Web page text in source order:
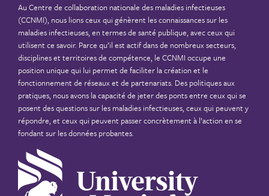
Au Centre de collaboration nationale des maladies infectieuses
(CCNMI), nous lions ceux qui génèrent les connaissances sur les
maladies infectieuses, en termes de santé publique, avec ceux qui
utilisent ce savoir. Parce qu’il est actif dans de nombreux secteurs,
disciplines et territoires de compétence, le CCNMI occupe une
position unique qui lui permet de faciliter la création et le
fonctionnement de réseaux et de partenariats. Des politiques aux
pratiques, nous avons la capacité de jeter des ponts entre ceux qui se
posent des questions sur les maladies infectieuses, ceux qui peuvent y
répondre, et ceux qui peuvent passer concrètement à l’action en se
fondant sur les données probantes.